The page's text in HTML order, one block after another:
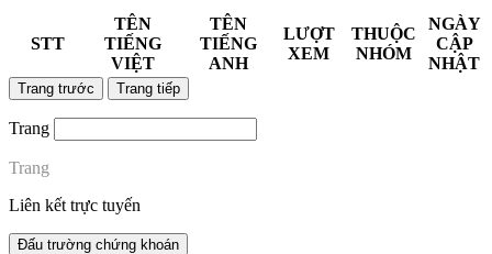
STT
TÊN
TIẾNG
VIỆT
TÊN
TIẾNG
ANH
LƯỢT
XEM
THUỘC
NHÓM
NGÀY
CẬP
NHẬT
Trang trước Trang tiếp
Trang
Trang
Liên kết trực tuyến
Đấu trường chứng khoán